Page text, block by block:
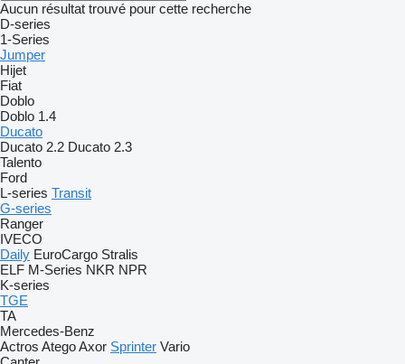
Aucun résultat trouvé pour cette recherche
D-series
1-Series
Jumper
Hijet
Fiat
Doblo
Doblo 1.4
Ducato
Ducato 2.2 Ducato 2.3
Talento
Ford
L-series Transit
G-series
Ranger
IVECO
Daily EuroCargo Stralis
ELF M-Series NKR NPR
K-series
TGE
TA
Mercedes-Benz
Actros AtegoAxor Sprinter Vario